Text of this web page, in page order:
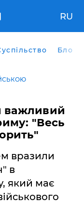
RU
Блоги
важливий
"Весь
вразили
в
який має